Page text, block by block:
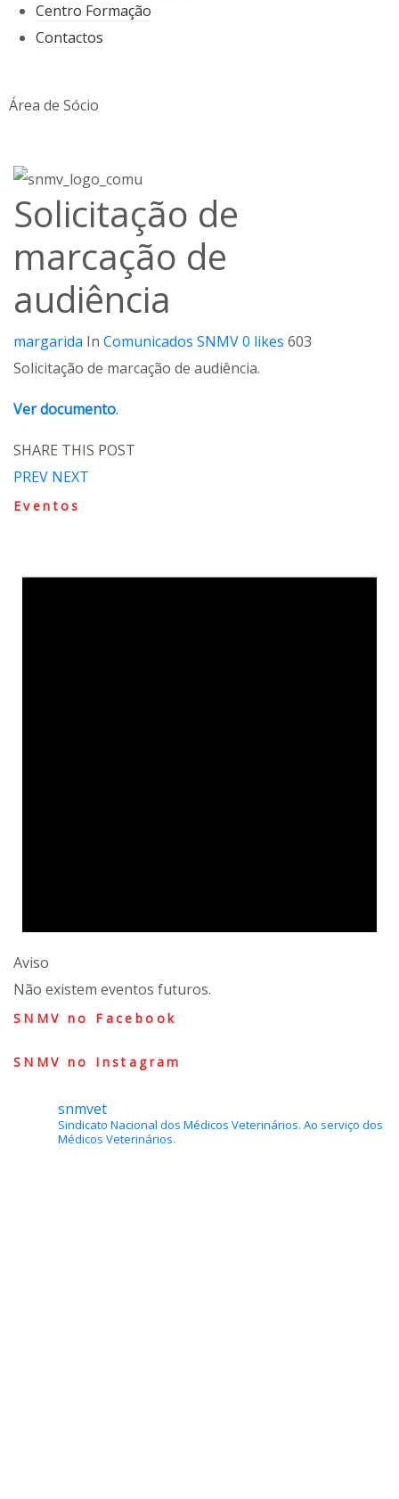
Centro Formação
Contactos
Área de Sócio
Solicitação de
marcação de
audiência
margarida In Comunicados SNMV0 likes 603
Solicitação de marcação de audiência.
Ver documento.
SHARE THIS POST
PREV NEXT
Eventos
Aviso
Não existem eventos futuros.
SNMV no Facebook
SNMV no Instagram
snmvet
Sindicato Nacional dos Médicos Veterinários. Ao serviço dos
Médicos Veterinários.